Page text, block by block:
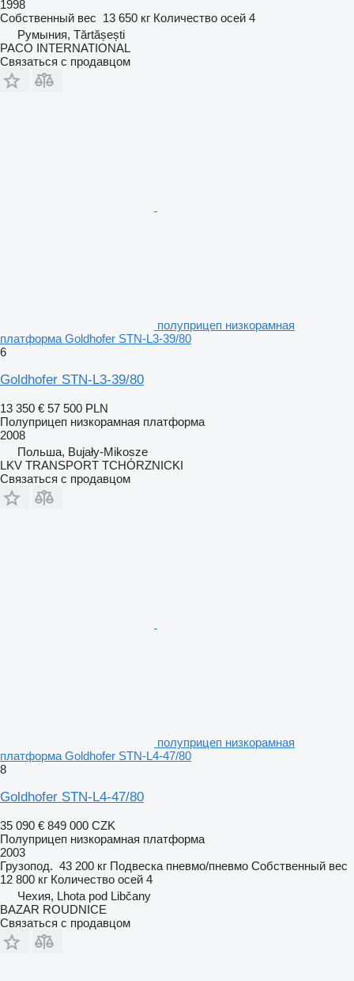
1998
Собственный вес 13 650 кг Количество осей 4
Румыния, Tărtășești
PACO INTERNATIONAL
Связаться с продавцом
полуприцеп низкорамная
платформа Goldhofer STN-L3-39/80
6
Goldhofer STN-L3-39/80
13 350 € 57 500 PLN
Полуприцеп низкорамная платформа
2008
Польша, Bujały-Mikosze
LKV TRANSPORT TCHÓRZNICKI
Связаться с продавцом
полуприцеп низкорамная
платформа Goldhofer STN-L4-47/80
8
Goldhofer STN-L4-47/80
35 090 € 849 000 CZK
Полуприцеп низкорамная платформа
2003
Грузопод. 43 200 кг Подвеска пневмо/пневмо Собственный вес
12 800 кг Количество осей 4
Чехия, Lhota pod Libčany
BAZAR ROUDNICE
Связаться с продавцом